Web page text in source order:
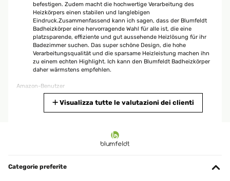
befestigen. Zudem macht die hochwertige Verarbeitung des
Heizkörpers einen stabilen und langlebigen
Eindruck.Zusammenfassend kann ich sagen, dass der Blumfeldt
Badheizkörper eine hervorragende Wahl für alle ist, die eine
platzsparende, effiziente und gut aussehende Heizlösung für ihr
Badezimmer suchen. Das super schöne Design, die hohe
Verarbeitungsqualität und die sparsame Heizleistung machen ihn
zu einem echten Highlight. Ich kann den Blumfeldt Badheizkörper
daher wärmstens empfehlen.
Amazon-Benutzer
Zunächst einmal möchte ich sagen, dass der Handtuchheizkörper
sehr gut verarbeitet ist. Er sieht nicht nur robust und stabil aus,
Visualizza tutte le valutazioni dei clienti
Categorie preferite